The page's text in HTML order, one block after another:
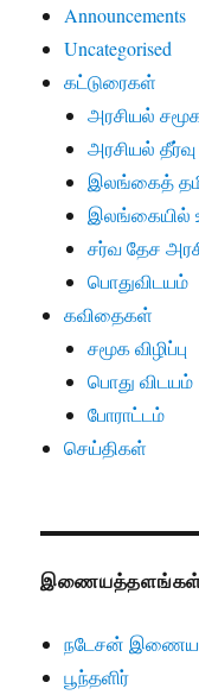
Announcements
Uncategorised
கட்டுரைகள்
அரசியல்
அரசியல் தீர்வு
இலங்கைத்
இலங்கையில்
சர்வ தேச
பொதுவிடயம்
கவிதைகள்
சமூக விழிப்பு
பொது விடயம்
போராட்டம்
செய்திகள்
நடேசன்
பூந்தளிர்